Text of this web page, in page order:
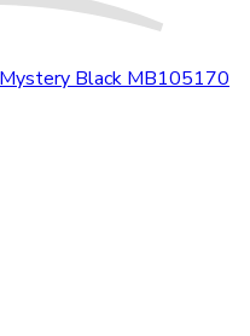
Black MB105170